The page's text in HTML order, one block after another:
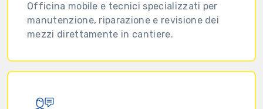
Officina mobile e tecnici specializzati per
manutenzione, riparazione e revisione dei
mezzi direttamente in cantiere.